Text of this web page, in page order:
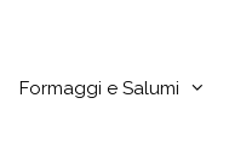
Formaggi e Salumi